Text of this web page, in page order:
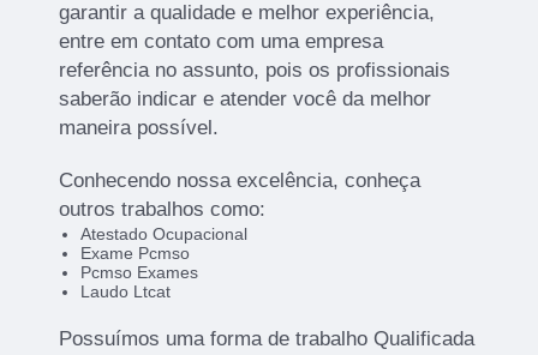
garantir a qualidade e melhor experiência,
entre em contato com uma empresa
referência no assunto, pois os profissionais
saberão indicar e atender você da melhor
maneira possível.
Conhecendo nossa excelência, conheça
outros trabalhos como:
Atestado Ocupacional
Exame Pcmso
Pcmso Exames
Laudo Ltcat
Possuímos uma forma de trabalho Qualificada